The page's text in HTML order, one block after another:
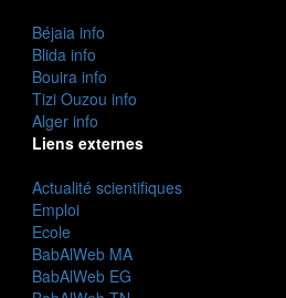
Béjaia info
Blida info
Bouira info
Tizi Ouzou info
Alger info
Liens externes
Actualité scientifiques
Emploi
Ecole
BabAlWeb MA
BabAlWeb EG